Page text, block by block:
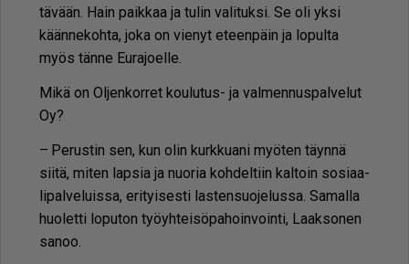
tä­vään. Hain paik­kaa ja tu­lin va­li­tuk­si. Se oli yk­si
kään­ne­koh­ta, joka on vie­nyt eteen­päin ja lo­pul­ta
myös tän­ne Eu­ra­jo­el­le.
Mikä on Ol­jen­kor­ret kou­lu­tus- ja val­men­nus­pal­ve­lut
Oy?
– Pe­rus­tin sen, kun olin kurk­ku­a­ni myö­ten täyn­nä
sii­tä, mi­ten lap­sia ja nuo­ria koh­del­tiin kal­toin so­si­aa­
li­pal­ve­luis­sa, eri­tyi­ses­ti las­ten­suo­je­lus­sa. Sa­mal­la
huo­let­ti lo­pu­ton työ­yh­tei­sö­pa­hoin­voin­ti, Laak­so­nen
sa­noo.